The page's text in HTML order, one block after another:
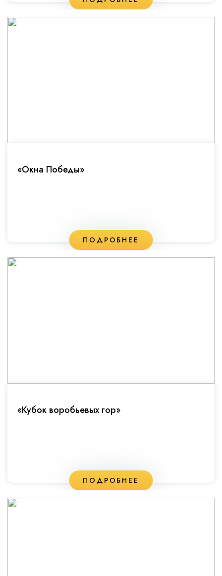
«Окна Победы»
ПОДРОБНЕЕ
«Кубок воробьевых гор»
ПОДРОБНЕЕ